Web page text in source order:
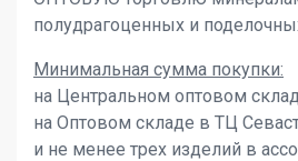
полудрагоценных и
Минимальная сумма покупки:
на Центральном оптовом
на Оптовом складе в ТЦ
и не менее трех изделий в